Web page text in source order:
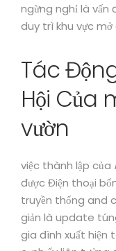
ngừng nghỉ là vấn
duy trì khu vực mở
Tác
Hội Của
vườn
việc thành lập của
được Điện thoại
truyền thống and
giản là update
gia đình xuất hiện